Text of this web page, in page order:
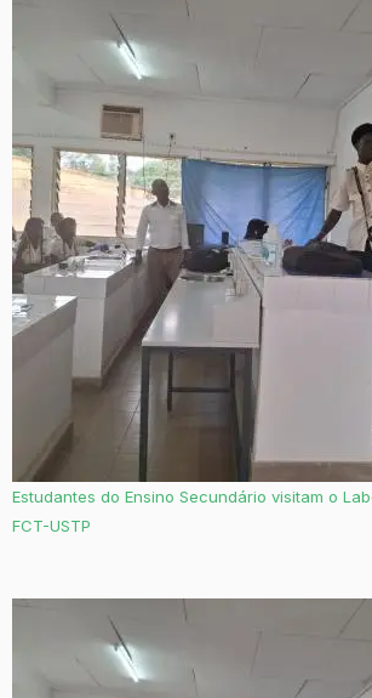
Estudantes do Ensino Secundário visitam o
FCT-USTP